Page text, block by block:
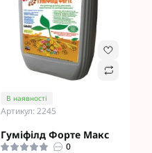
В наявності
Артикул: 2245
Гуміфілд Форте Макс
0